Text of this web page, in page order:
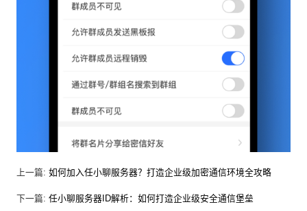
上一篇: 如何加入任小聊服务器？打造企业级加密通信环境全攻略
下一篇: 任小聊服务器ID解析：如何打造企业级安全通信堡垒